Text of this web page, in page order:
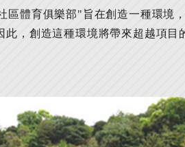
區體育俱樂部"旨在創造一種環境
此，創造這種環境將帶來超越項